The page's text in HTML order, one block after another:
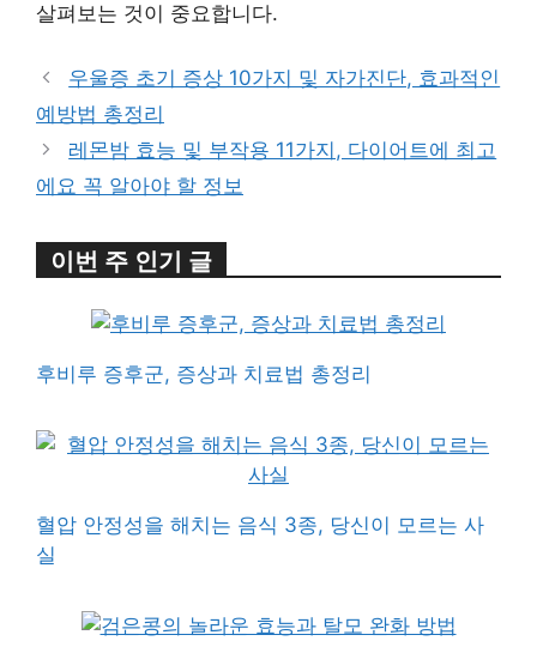
살펴보는 것이 중요합니다.
우울증 초기 증상 10가지 및 자가진단, 효과적인
예방법 총정리
레몬밤 효능 및 부작용 11가지, 다이어트에 최고
에요 꼭 알아야 할 정보
이번 주 인기 글
후비루 증후군, 증상과 치료법 총정리
혈압 안정성을 해치는 음식 3종, 당신이 모르는 사
실